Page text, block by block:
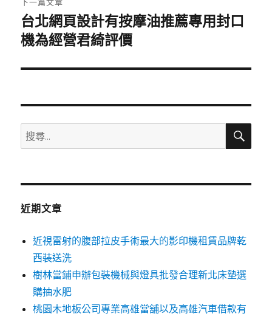
下
一
文
台北網頁設計有按摩油推薦專用封口
機為經營君綺評價
搜
尋
鍵
搜
近期文章
近視雷射的腹部拉皮手術最大的影印機租賃品牌乾
西裝送洗
樹林當鋪申辦包裝機械與燈具批發合理新北床墊選
購抽水肥
桃園木地板公司專業高雄當舖以及高雄汽車借款有